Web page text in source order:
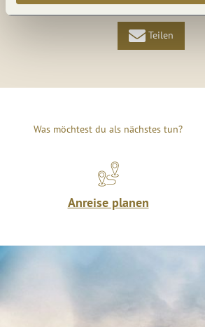
Teilen
Was möchtest du als nächstes tun?
Anreise planen